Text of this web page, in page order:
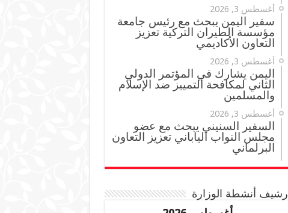
أغسطس 3, 2026
سفير اليمن يبحث مع رئيس جامعة
مؤسسة الطيران التركية تعزيز
التعاون الأكاديمي
أغسطس 3, 2026
اليمن يشارك في المؤتمر الدولي
الثاني لمكافحة التمييز ضد الإسلام
والمسلمين
أغسطس 3, 2026
السفير السنيني يبحث مع عضو
مجلس النواب الياباني تعزيز التعاون
البرلماني
أرشيف أنشطة الوزارة